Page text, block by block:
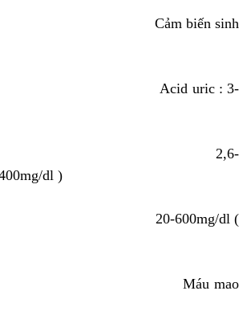
lý đo Cảm biến sinh
đoAcid uric : 3-
: 2,6-
dl )
: 20-600mg/dl (
máu thửMáu mao